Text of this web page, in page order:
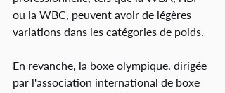
ou la WBC, peuvent avoir de légères
variations dans les catégories de poids.
En revanche, la boxe olympique, dirigée
par l'association international de boxe